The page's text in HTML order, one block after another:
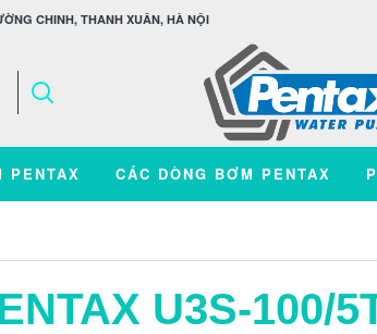
CHINH, THANH XUÂN, HÀ NỘI
PENTAX CÁC DÒNG BƠM PENTAX
U3S-100/